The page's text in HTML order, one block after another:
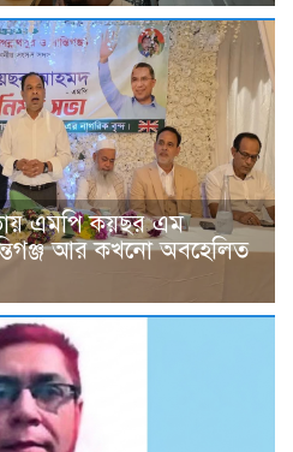
এমপি কয়ছর এম
আর কখনো অবহেলিত